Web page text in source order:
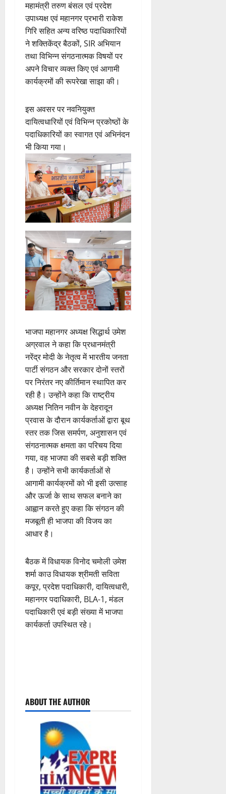
महामंत्री तरुण बंसल एवं प्रदेश
उपाध्यक्ष एवं महानगर प्रभारी राकेश
गिरि सहित अन्य वरिष्ठ पदाधिकारियों
ने शक्तिकेंद्र बैठकों, SIR अभियान
तथा विभिन्न संगठनात्मक विषयों पर
अपने विचार व्यक्त किए एवं आगामी
कार्यक्रमों की रूपरेखा साझा की।
इस अवसर पर नवनियुक्त
दायित्वधारियों एवं विभिन्न प्रकोष्ठों के
पदाधिकारियों का स्वागत एवं अभिनंदन
भी किया गया।
भाजपा महानगर अध्यक्ष सिद्धार्थ उमेश
अग्रवाल ने कहा कि प्रधानमंत्री
नरेंद्र मोदी के नेतृत्व में भारतीय जनता
पार्टी संगठन और सरकार दोनों स्तरों
पर निरंतर नए कीर्तिमान स्थापित कर
रही है। उन्होंने कहा कि राष्ट्रीय
अध्यक्ष नितिन नवीन के देहरादून
प्रवास के दौरान कार्यकर्ताओं द्वारा बूथ
स्तर तक जिस समर्पण, अनुशासन एवं
संगठनात्मक क्षमता का परिचय दिया
गया, वह भाजपा की सबसे बड़ी शक्ति
है। उन्होंने सभी कार्यकर्ताओं से
आगामी कार्यक्रमों को भी इसी उत्साह
और ऊर्जा के साथ सफल बनाने का
आह्वान करते हुए कहा कि संगठन की
मजबूती ही भाजपा की विजय का
आधार है।
बैठक में विधायक विनोद चमोली उमेश
शर्मा काउ विधायक श्रीमती सविता
कपूर, प्रदेश पदाधिकारी, दायित्वधारी,
महानगर पदाधिकारी, BLA-1, मंडल
पदाधिकारी एवं बड़ी संख्या में भाजपा
कार्यकर्ता उपस्थित रहे।
o
ABOUT THE AUTHOR